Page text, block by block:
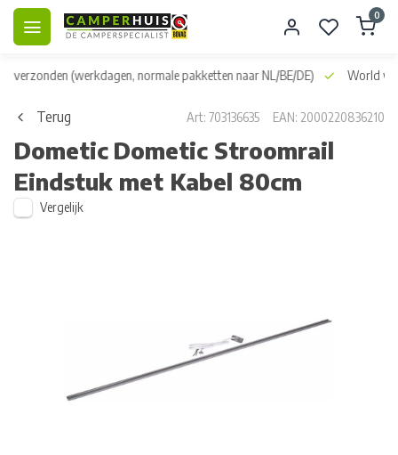
0
verzonden (werkdagen, normale pakketten naar NL/BE/DE) World
Terug Art: 703136635 EAN: 2000220836210
Dometic Dometic Stroomrail
Eindstuk met Kabel 80cm
Vergelijk